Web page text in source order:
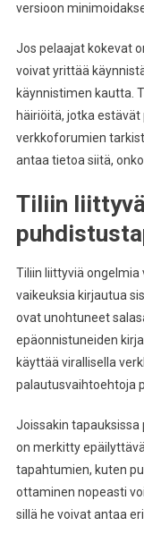
versioon
Jos pelaajat kokevat
voivat yrittää
käynnistimen kautta.
häiriöitä, jotka
verkkoforumien
antaa tietoa siitä,
Tiliin
Tiliin liittyviä ongelmia
vaikeuksia kirjautua
ovat unohtuneet
epäonnistuneiden
käyttää virallisella
palautusvaihtoehtoja
Joissakin
on merkitty
tapahtumien, kuten
ottaminen nopeasti
sillä he voivat antaa